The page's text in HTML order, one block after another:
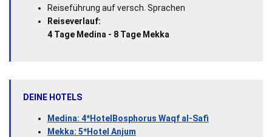
Reiseführung auf versch. Sprachen
Reiseverlauf:
4 Tage Medina - 8 Tage Mekka
DEINE HOTELS
Medina: 4*HotelBosphorus Waqf al-Safi
Mekka: 5*Hotel Anjum